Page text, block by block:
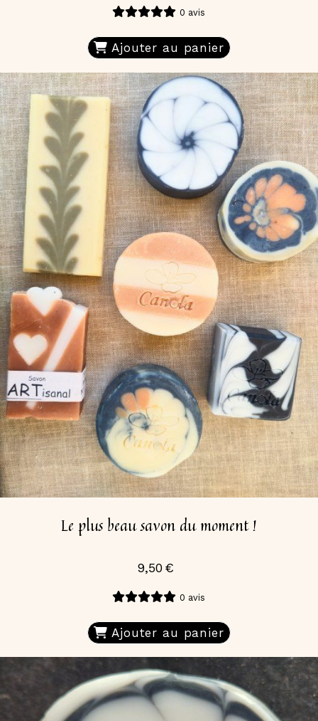
0 avis
Ajouter au panier
Le plus beau savon du moment !
9,50€
0 avis
Ajouter au panier